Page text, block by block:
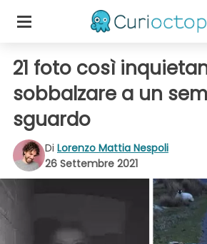
21 foto così
sobbalzare a un
sguardo
Di Lorenzo Mattia Nespoli
26 Settembre 2021